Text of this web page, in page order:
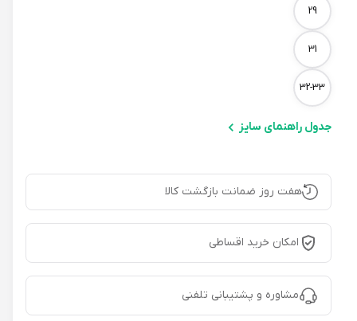
29
31
32-33
جدول راهنمای سایز
هفت روز ضمانت بازگشت کالا
امکان خرید اقساطی
مشاوره و پشتیبانی تلفنی